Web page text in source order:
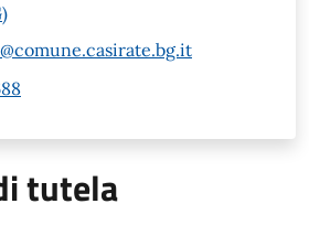
tutela